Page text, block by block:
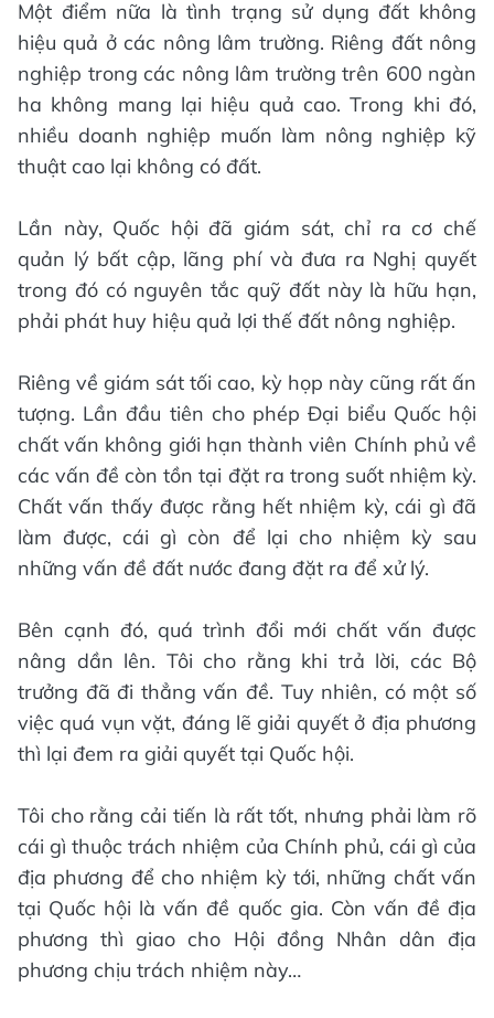
Một điểm nữa là tình trạng sử dụng đất không
hiệu quả ở các nông lâm trường. Riêng đất nông
nghiệp trong các nông lâm trường trên 600 ngàn
ha không mang lại hiệu quả cao. Trong khi đó,
nhiều doanh nghiệp muốn làm nông nghiệp kỹ
thuật cao lại không có đất.
Lần này, Quốc hội đã giám sát, chỉ ra cơ chế
quản lý bất cập, lãng phí và đưa ra Nghị quyết
trong đó có nguyên tắc quỹ đất này là hữu hạn,
phải phát huy hiệu quả lợi thế đất nông nghiệp.
Riêng về giám sát tối cao, kỳ họp này cũng rất ấn
tượng. Lần đầu tiên cho phép Đại biểu Quốc hội
chất vấn không giới hạn thành viên Chính phủ về
các vấn đề còn tồn tại đặt ra trong suốt nhiệm kỳ.
Chất vấn thấy được rằng hết nhiệm kỳ, cái gì đã
làm được, cái gì còn để lại cho nhiệm kỳ sau
những vấn đề đất nước đang đặt ra để xử lý.
Bên cạnh đó, quá trình đổi mới chất vấn được
nâng dần lên. Tôi cho rằng khi trả lời, các Bộ
trưởng đã đi thẳng vấn đề. Tuy nhiên, có một số
việc quá vụn vặt, đáng lẽ giải quyết ở địa phương
thì lại đem ra giải quyết tại Quốc hội.
Tôi cho rằng cải tiến là rất tốt, nhưng phải làm rõ
cái gì thuộc trách nhiệm của Chính phủ, cái gì của
địa phương để cho nhiệm kỳ tới, những chất vấn
tại Quốc hội là vấn đề quốc gia. Còn vấn đề địa
phương thì giao cho Hội đồng Nhân dân địa
phương chịu trách nhiệm này…